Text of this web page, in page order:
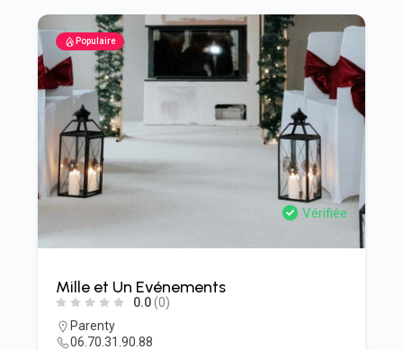
Populaire
Vérifiée
Mille et Un Evénements
0.0(0)
Parenty
06.70.31.90.88